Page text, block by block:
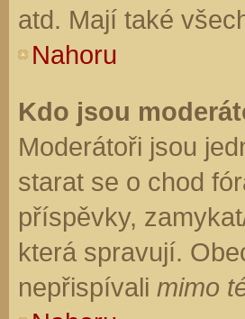
atd. Mají také
Nahoru
Kdo jsou
Moderátoři jsou
starat se o chod
příspěvky,
která spravují.
nepřispívali mimo